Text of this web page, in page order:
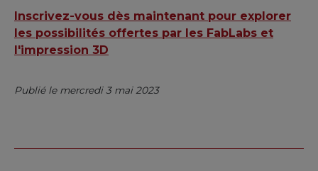
Inscrivez-vous dès maintenant pour explorer
les possibilités offertes par les FabLabs et
l'impression 3D
Publié le mercredi 3 mai 2023